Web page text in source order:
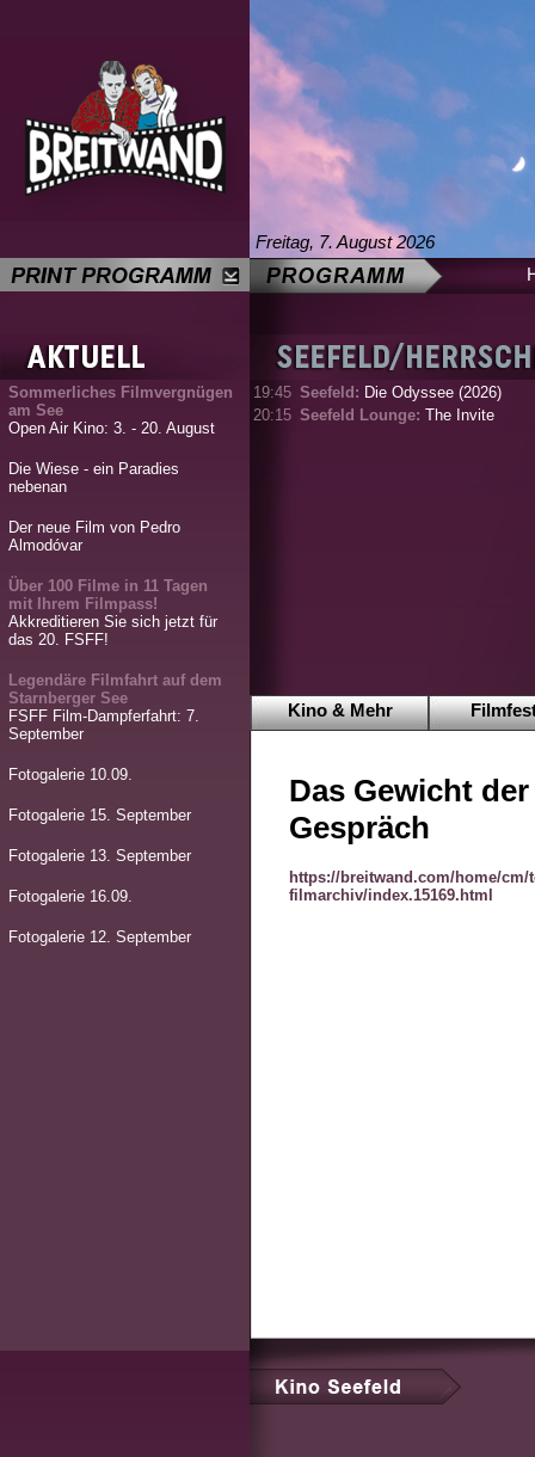
Freitag, 7. August 2026
Sommerliches Filmvergnügen
am See
Open Air Kino: 3. - 20. August
Die Wiese - ein Paradies
nebenan
Der neue Film von Pedro
Almodóvar
Über 100 Filme in 11 Tagen
mit Ihrem Filmpass!
Akkreditieren Sie sich jetzt für
das 20. FSFF!
Legendäre Filmfahrt auf dem
Starnberger See
FSFF Film-Dampferfahrt: 7.
September
Fotogalerie 10.09.
Fotogalerie 15. September
Fotogalerie 13. September
Fotogalerie 16.09.
Fotogalerie 12. September
19:45 Seefeld: Die Odyssee (2026)
20:15 Seefeld Lounge: The Invite
Kino & Mehr
Das Gewicht
Gespräch
https://breitwand.com/home/cm/
filmarchiv/index.15169.html